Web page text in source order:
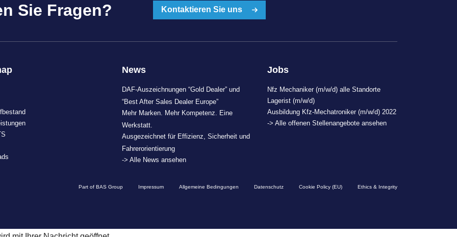
Sie Fragen? Kontaktieren Sie uns
News
DAF-Auszeichnungen “Gold Dealer” und
“Best After Sales Dealer Europe”
Mehr Marken. Mehr Kompetenz. Eine
Werkstatt.
Ausgezeichnet für Effizienz, Sicherheit und
Fahrerorientierung
-> Alle News ansehen
Jobs
Nfz Mechaniker (m/w/d) alle Standorte
Lagerist (m/w/d)
Ausbildung Kfz-Mechatroniker (m/w/d) 2022
-> Alle offenen Stellenangebote ansehen
Part of BAS Group Impressum Allgemeine Bedingungen Datenschutz Cookie Policy (EU) Ethics & Integrity